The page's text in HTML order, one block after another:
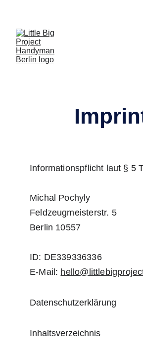
Informationspflicht laut § 5
Michal Pochyly
Feldzeugmeisterstr. 5
Berlin 10557
ID: DE339336336
E-Mail:
Datenschutzerklärung
Inhaltsverzeichnis